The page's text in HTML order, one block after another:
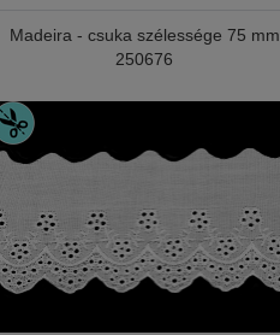
Madeira - csuka szélessége 75 mm
250676